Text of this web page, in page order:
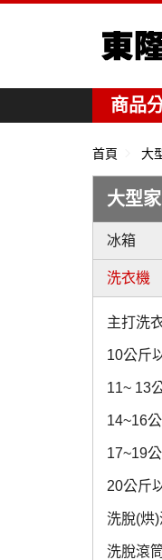
商品
首頁 大
大型
冰箱
洗衣機
主打洗
10公斤
11~ 13
14~16
17~19
20公斤
洗脫(烘
洗脫滾